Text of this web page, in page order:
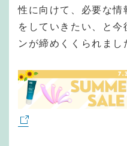
性に向けて、必要な
をしていきたい、と今
ンが締めくくられまし